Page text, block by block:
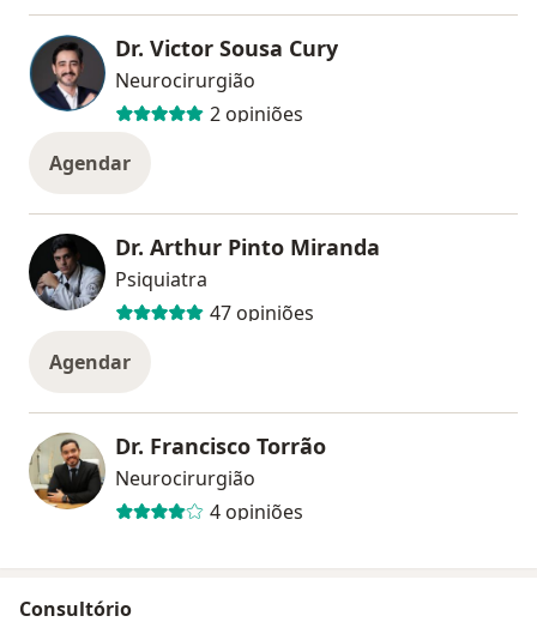
Dr. Victor Sousa Cury
Neurocirurgião
2 opiniões
Agendar
Dr. Arthur Pinto Miranda
Psiquiatra
47 opiniões
Agendar
Dr. Francisco Torrão
Neurocirurgião
4 opiniões
Consultório